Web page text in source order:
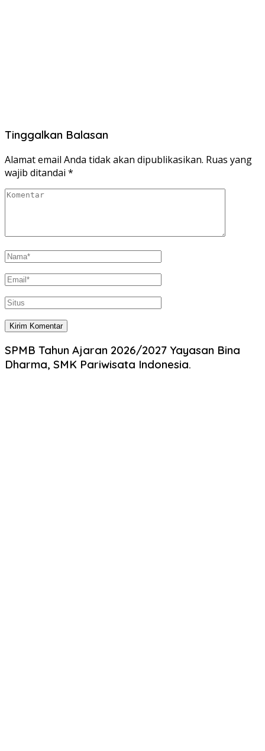
Tinggalkan Balasan
Alamat email Anda tidak akan dipublikasikan. Ruas yang
wajib ditandai *
SPMB Tahun Ajaran 2026/2027 Yayasan Bina
Dharma, SMK Pariwisata Indonesia.